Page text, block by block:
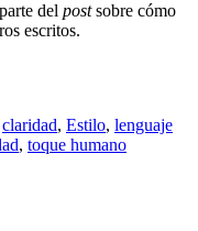
del postsobre cómo
escritos.
claridad, Estilo, lenguaje
, toque humano